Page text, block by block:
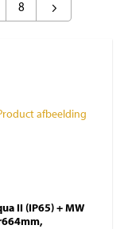
8
II (IP65) + MW